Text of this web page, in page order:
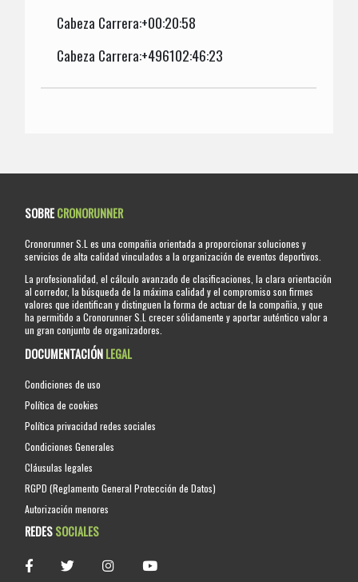
Cabeza Carrera:+00:20:58
Cabeza Carrera:+496102:46:23
SOBRECRONORUNNER
Cronorunner S.L es una compañia orientada a proporcionar soluciones y
servicios de alta calidad vinculados a la organización de eventos deportivos.
La profesionalidad, el cálculo avanzado de clasificaciones, la clara orientación
al corredor, la búsqueda de la máxima calidad y el compromiso son firmes
valores que identifican y distinguen la forma de actuar de la compañia, y que
ha permitido a Cronorunner S.L crecer sólidamente y aportar auténtico valor a
un gran conjunto de organizadores.
DOCUMENTACIÓNLEGAL
Condiciones de uso
Política de cookies
Política privacidad redes sociales
Condiciones Generales
Cláusulas legales
RGPD (Reglamento General Protección de Datos)
Autorización menores
REDESSOCIALES